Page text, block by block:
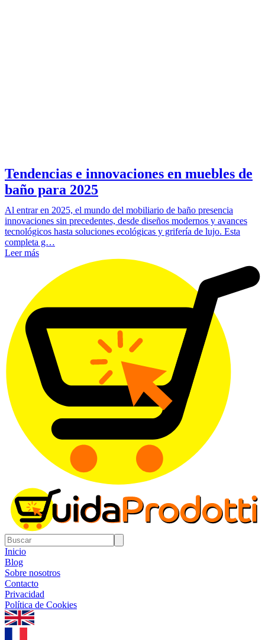
Tendencias e innovaciones en muebles de
baño para 2025
Al entrar en 2025, el mundo del mobiliario de baño presencia
innovaciones sin precedentes, desde diseños modernos y avances
tecnológicos hasta soluciones ecológicas y grifería de lujo. Esta
completa g…
Leer más
Inicio
Blog
Sobre nosotros
Contacto
Privacidad
Política de Cookies